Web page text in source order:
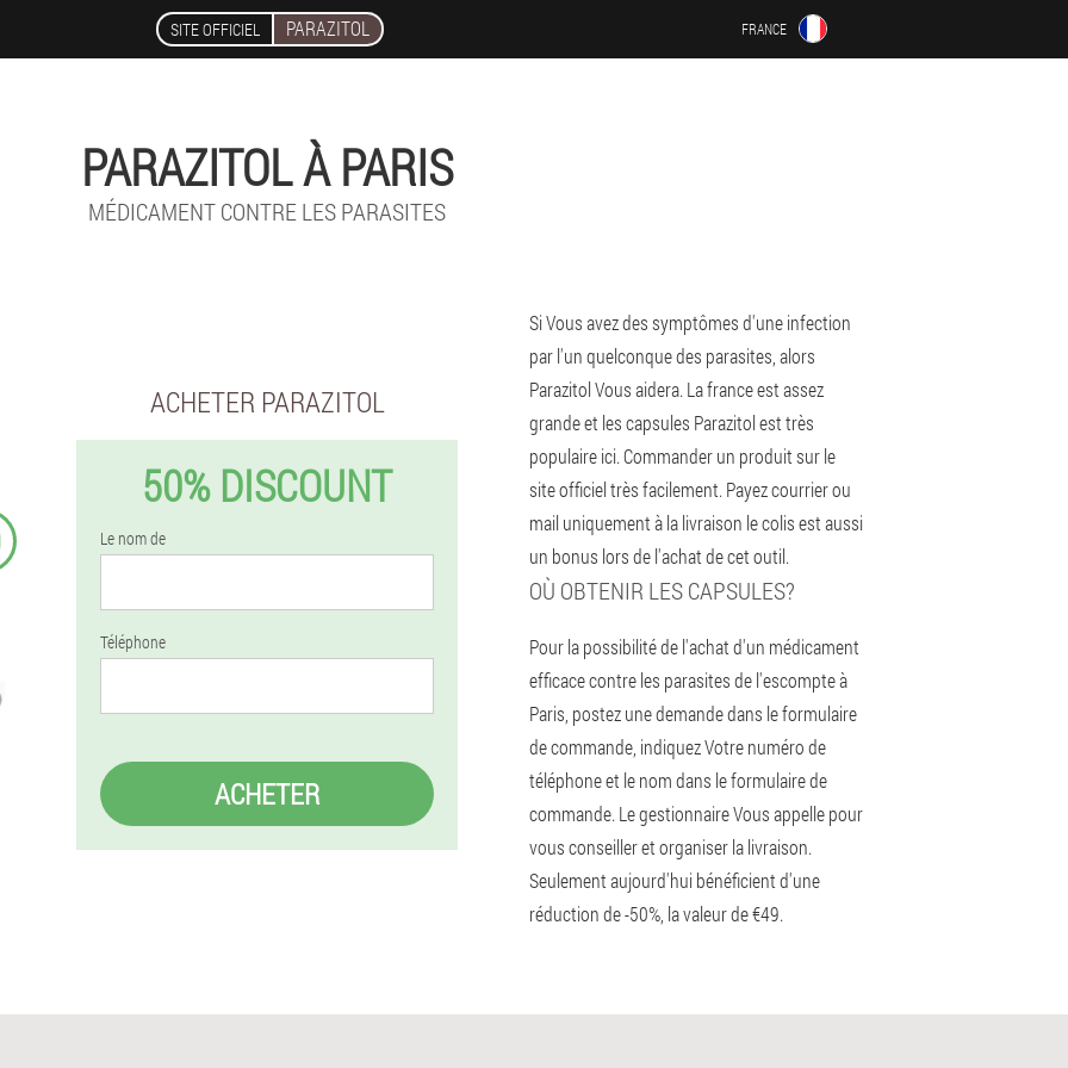
SITE OFFICIEL PARAZITOL FRANCE
PARAZITOL À PARIS
MÉDICAMENT CONTRE LES PARASITES
ACHETER PARAZITOL
50% DISCOUNT
Le nom de
Téléphone
ACHETER
Si Vous avez des symptômes d'une infection
par l'un quelconque des parasites, alors
Parazitol Vous aidera. La france est assez
grande et les capsules Parazitol est très
populaire ici. Commander un produit sur le
site officiel très facilement. Payez courrier ou
mail uniquement à la livraison le colis est aussi
un bonus lors de l'achat de cet outil.
OÙ OBTENIR LES CAPSULES?
Pour la possibilité de l'achat d'un médicament
efficace contre les parasites de l'escompte à
Paris, postez une demande dans le formulaire
de commande, indiquez Votre numéro de
téléphone et le nom dans le formulaire de
commande. Le gestionnaire Vous appelle pour
vous conseiller et organiser la livraison.
Seulement aujourd'hui bénéficient d'une
réduction de -50%, la valeur de €49.